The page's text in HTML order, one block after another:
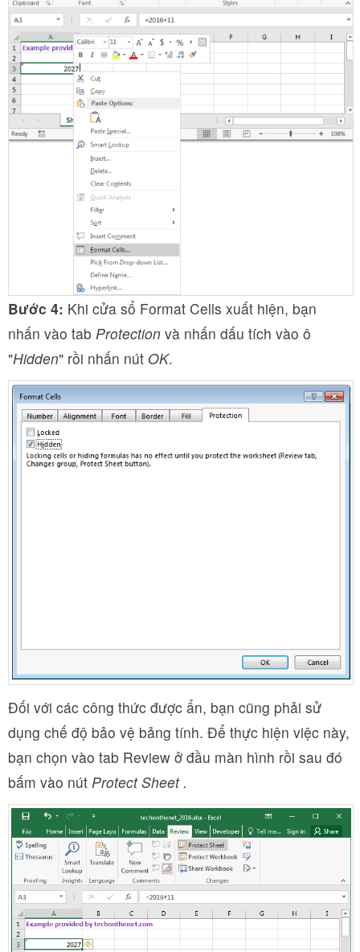
Bước 4: Khi cửa sổ Format Cells xuất hiện, bạn
nhấn vào tab Protection và nhấn dấu tích vào ô
"Hidden" rồi nhấn nút OK.
Đối với các công thức được ẩn, bạn cũng phải sử
dụng chế độ bảo vệ bảng tính. Để thực hiện việc này,
bạn chọn vào tab Review ở đầu màn hình rồi sau đó
bấm vào nút Protect Sheet .